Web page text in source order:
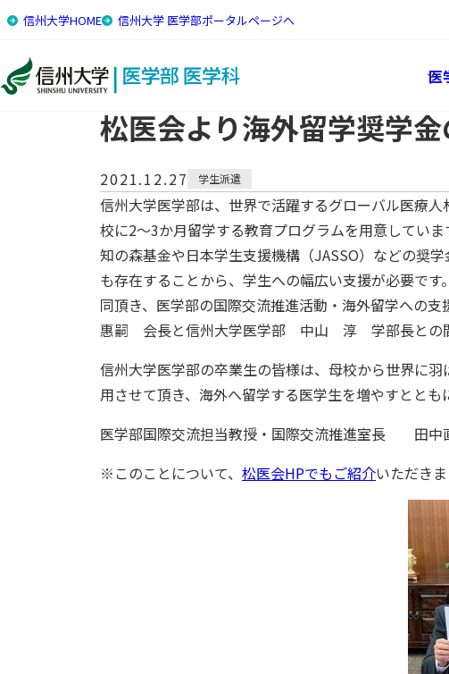
信州大学HOME 信州大学 医学部ポータルページへ
医
トップ 国際交流・留学 トピックス 松医会より海外留学奨学
松医会より海外留学奨学
2021.12.27 学生派遣
信州大学医学部は、世界で活躍するグローバル医療
校に2～3か月留学する教育プログラムを用意してい
知の森基金や日本学生支援機構（JASSO）などの奨
も存在することから、学生への幅広い支援が必要で
同頂き、医学部の国際交流推進活動・海外留学への
惠嗣 会長と信州大学医学部 中山 淳 学部長との間
信州大学医学部の卒業生の皆様は、母校から世界に
用させて頂き、海外へ留学する医学生を増やすととも
医学部国際交流担当教授・国際交流推進室長 田中
※このことについて、 松医会HPでもご紹介いただき